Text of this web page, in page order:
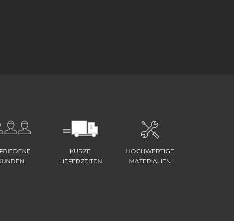
KURZE
LIEFERZEITEN
HOCHWERTIGE
MATERIALIEN